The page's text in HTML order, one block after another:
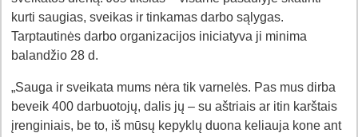
kurti saugias, sveikas ir tinkamas darbo sąlygas.
Tarptautinės darbo organizacijos iniciatyva ji minima
balandžio 28 d.
„Sauga ir sveikata mums nėra tik varnelės. Pas mus dirba
beveik 400 darbuotojų, dalis jų – su aštriais ar itin karštais
įrenginiais, be to, iš mūsų kepyklų duona keliauja kone ant